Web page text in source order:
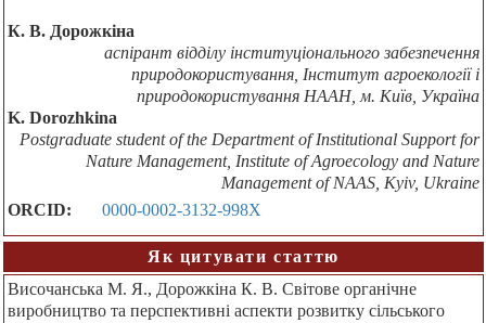
К. В. Дорожкіна
аспірант відділу інституціонального забезпечення
природокористування, Інститут агроекології і
природокористування НААН, м. Київ, Україна
K. Dorozhkina
Postgraduate student of the Department of Institutional Support for
Nature Management, Institute of Agroecology and Nature
Management of NAAS, Kyiv, Ukraine
ORCID:
0000-0002-3132-998X
Як цитувати статтю
Височанська М. Я., Дорожкіна К. В. Світове органічне
виробництво та перспективні аспекти розвитку сільського